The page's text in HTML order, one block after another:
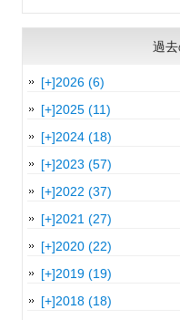
過
[+]2026 (6)
[+]2025 (11)
[+]2024 (18)
[+]2023 (57)
[+]2022 (37)
[+]2021 (27)
[+]2020 (22)
[+]2019 (19)
[+]2018 (18)